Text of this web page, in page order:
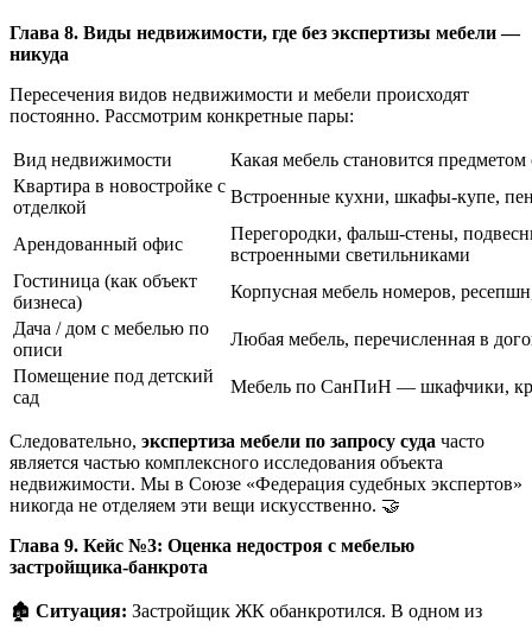
Глава 8. Виды недвижимости, где без экспертизы мебели —
никуда
Пересечения видов недвижимости и мебели происходят
постоянно. Рассмотрим конкретные пары:
Вид недвижимости
Какая мебель становится предметом
Квартира в новостройке с
отделкой
Встроенные кухни, шкафы-купе,
Арендованный офис
Перегородки, фальш-стены,
встроенными светильниками
Гостиница (как объект
бизнеса)
Корпусная мебель номеров,
Дача / дом с мебелью по
описи
Любая мебель, перечисленная в
Помещение под детский
сад
Мебель по СанПиН — шкафчики,
Следовательно, экспертиза мебели по запросу суда часто
является частью комплексного исследования объекта
недвижимости. Мы в Союзе «Федерация судебных экспертов»
никогда не отделяем эти вещи искусственно. 🤝
Глава 9. Кейс №3: Оценка недостроя с мебелью
застройщика-банкрота
🏚️ Ситуация: Застройщик ЖК обанкротился. В одном из